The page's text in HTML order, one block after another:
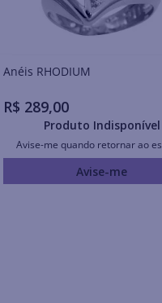
Anéis RHODIUM
R$ 289,00
Produto Indisponível
Avise-me quando retornar ao
Avise-me